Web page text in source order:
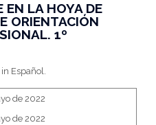
LA HOYA DE
ORIENTACIÓN
1º
Español.
de 2022
de 2022